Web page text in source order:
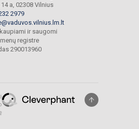
a, 02308 Vilnius
2979
ir saugomi
registre
290013960